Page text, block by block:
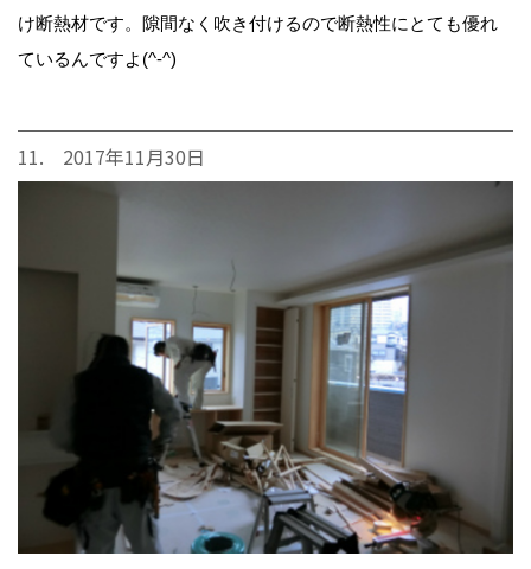
け断熱材です。隙間なく吹き付けるので断熱性にとても優れ
ているんですよ(^-^)
11. 2017年11月30日